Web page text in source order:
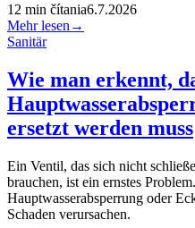
12 min čítania6.7.2026
Mehr lesen →
Sanitär
Wie man erkennt,
ersetzt werden muss
Ein Ventil, das sich nicht
brauchen, ist ein ernstes
Hauptwasserabsperrung oder
Schaden verursachen.